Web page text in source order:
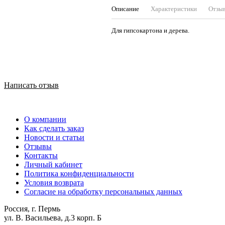
Описание Характеристики
Для гипсокартона и дерева.
Написать отзыв
О компании
Как сделать заказ
Новости и статьи
Отзывы
Контакты
Личный кабинет
Политика конфиденциальности
Условия возврата
Согласие на обработку персональных данных
Россия, г. Пермь
ул. В. Васильева, д.3 корп. Б